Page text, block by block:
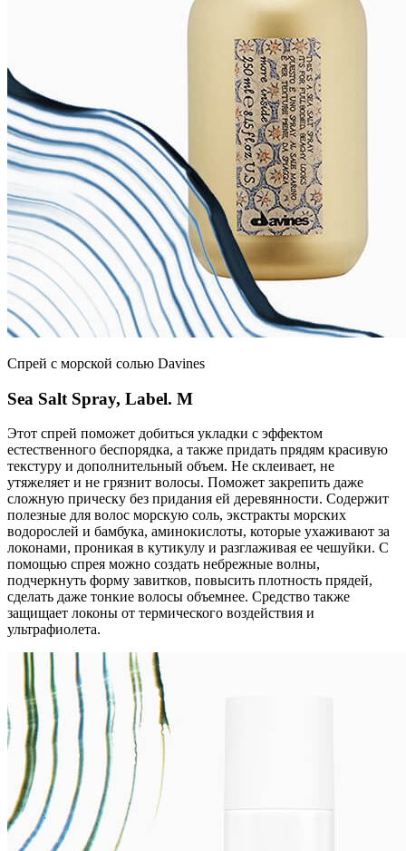
Спрей с морской солью Davines
Sea Salt Spray, Label. M
Этот спрей поможет добиться укладки с эффектом
естественного беспорядка, а также придать прядям красивую
текстуру и дополнительный объем. Не склеивает, не
утяжеляет и не грязнит волосы. Поможет закрепить даже
сложную прическу без придания ей деревянности. Содержит
полезные для волос морскую соль, экстракты морских
водорослей и бамбука, аминокислоты, которые ухаживают за
локонами, проникая в кутикулу и разглаживая ее чешуйки. С
помощью спрея можно создать небрежные волны,
подчеркнуть форму завитков, повысить плотность прядей,
сделать даже тонкие волосы объемнее. Средство также
защищает локоны от термического воздействия и
ультрафиолета.